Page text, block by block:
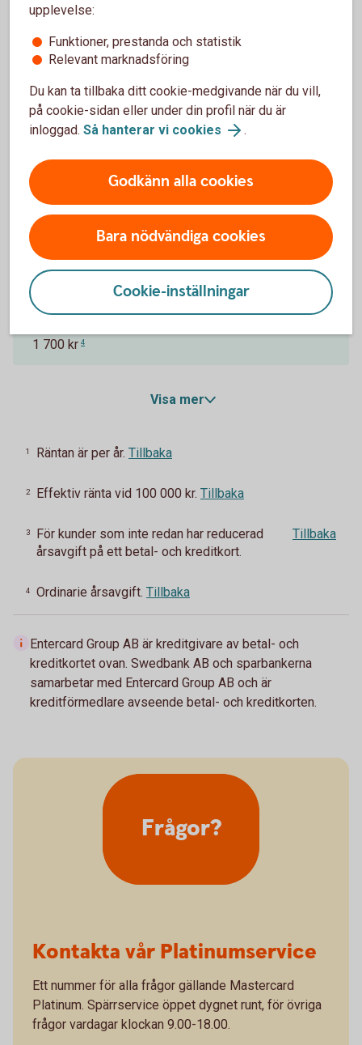
Pris för Betal- och kreditkort Mastercard
Ränta
Effektiv ränta
14,62 %
Årsavgift Nyckelkund
1 400 kr
1 700 kr 4
Visa mer
1 Räntan är per år. Tillbaka
2 Effektiv ränta vid 100 000 kr. Tillbaka
3
För kunder som inte redan har reducerad
årsavgift på ett betal- och kreditkort.
Tillbaka
4 Ordinarie årsavgift. Tillbaka
Entercard Group AB är kreditgivare av betal- och
kreditkortet ovan. Swedbank AB och sparbankerna
samarbetar med Entercard Group AB och är
kreditförmedlare avseende betal- och kreditkorten.
Frågor?
Kontakta vår Platinumservice
Ett nummer för alla frågor gällande Mastercard
Platinum. Spärrservice öppet dygnet runt, för övriga
frågor vardagar klockan 9.00-18.00.
upplevelse:
Funktioner, prestanda och statistik
Relevant marknadsföring
Du kan ta tillbaka ditt cookie-medgivande när du vill,
på cookie-sidan eller under din profil när du är
inloggad. Så hanterar vi cookies .
Godkänn alla cookies
Bara nödvändiga cookies
Cookie-inställningar